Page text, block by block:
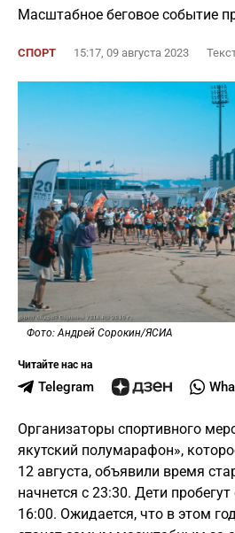
Масштабное беговое событие
СПОРТ 15:17, 09 августа 2023
Фото: Андрей Сорокин/ЯСИА
Читайте нас на
Telegram
Организаторы спортивного
якутский полумарафон»,
12 августа, объявили время
начнется с 23:30. Дети
16:00. Ожидается, что в этом